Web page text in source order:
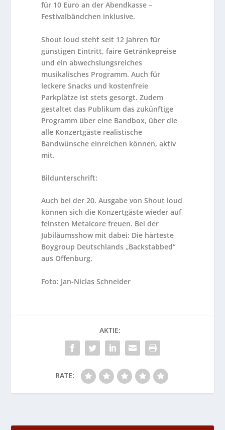
für 10 Euro an der Abendkasse –
Festivalbändchen inklusive.
Shout loud steht seit 12 Jahren für
günstigen Eintritt, faire Getränkepreise
und ein abwechslungsreiches
musikalisches Programm. Auch für
leckere Snacks und kostenfreie
Parkplätze ist stets gesorgt. Zudem
gestaltet das Publikum das zukünftige
Programm über eine Bandbox, über die
alle Konzertgäste realistische
Bandwünsche einreichen können, aktiv
mit.
Bildunterschrift:
Auch bei der 20. Ausgabe von Shout loud
können sich die Konzertgäste wieder auf
feinsten Metalcore freuen. Bei der
Jubiläumsshow mit dabei: Die härteste
Boygroup Deutschlands „Backstabbed“
aus Offenburg.
Foto: Jan-Niclas Schneider
AKTIE:
RATE: